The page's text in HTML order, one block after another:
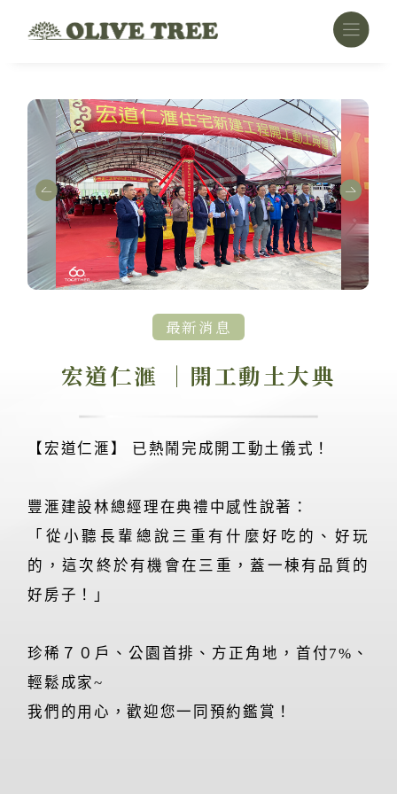
97%
最新消息
宏道仁滙 ｜開工動土大典
【宏道仁滙】 已熱鬧完成開工動土儀式！
豐滙建設林總經理在典禮中感性說著：
「從小聽長輩總說三重有什麼好吃的、好玩
的，這次終於有機會在三重，蓋一棟有品質的
好房子！」
珍稀７０戶、公園首排、方正角地，首付7%、
輕鬆成家~
我們的用心，歡迎您一同預約鑑賞！